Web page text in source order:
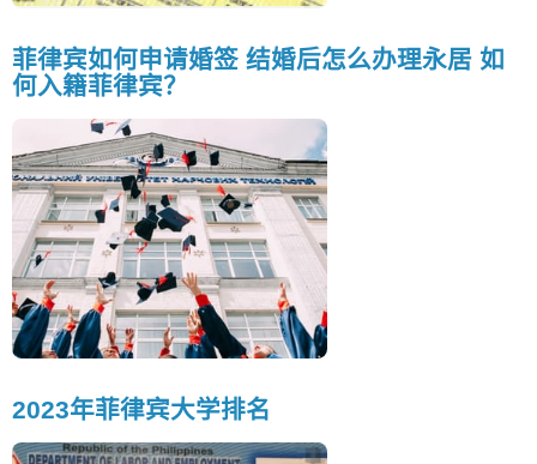
菲律宾如何申请婚签 结婚后怎么办理永居 如
何入籍菲律宾？
2023年菲律宾大学排名